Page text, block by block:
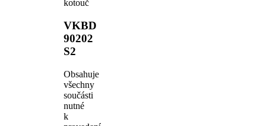
kotouč
VKBD
90202
S2
Obsahuje
všechny
součásti
nutné
k